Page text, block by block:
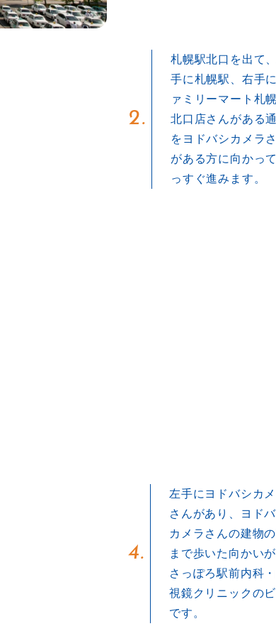
2.
札幌駅北口を出て
手に札幌駅、右手
ァミリーマート札
北口店さんがある
をヨドバシカメラ
がある方に向かっ
っすぐ進みます。
4.
左手にヨドバシカ
さんがあり、ヨド
カメラさんの建物
まで歩いた向かいが
さっぽろ駅前内科
視鏡クリニックの
です。